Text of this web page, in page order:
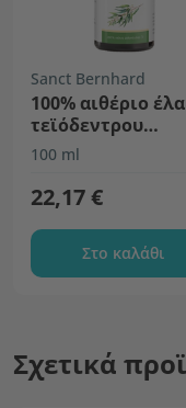
Sanct Bernhard
100% αιθέριο
τεϊόδεντρου
Αυστραλίας
100 ml
22,17 €
Στο καλάθι
Σχετικά